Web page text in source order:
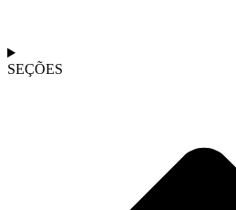
SEÇÕES